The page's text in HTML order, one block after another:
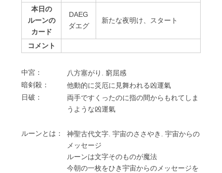
本日の
ルーンの
カード
DAEG
ダエグ
新たな夜明け、スタート
コメント
中宮：
⼋⽅塞がり. 窮屈感
暗剣殺：
他動的に災厄に⾒舞われる凶運氣
⽇破：
両⼿ですくったのに指の間からもれてしま
うような凶運氣
ルーンとは：
神聖古代⽂字. 宇宙のささやき. 宇宙からの
メッセージ
ルーンは⽂字そのものが魔法
今朝の⼀枚をひき宇宙からのメッセージを